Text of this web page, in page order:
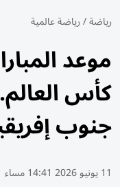
رياضة/رياضة عالمية
موعد
كأس
جنوب
11 يونيو 2026 14:41 مساء